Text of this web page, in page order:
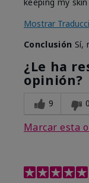
Mostrar
Conclusión Sí,
¿Le ha
opinión?
9 0
Marcar esta